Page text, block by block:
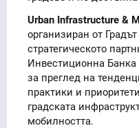
Urban Infrastructure &
организиран от
стратегическото
Инвестиционна
за преглед на
практики и
градската
мобилността.